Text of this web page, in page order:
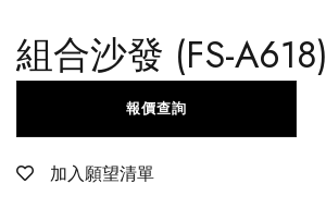
組合沙發 (FS-A618)
加入願望清單
報價查詢